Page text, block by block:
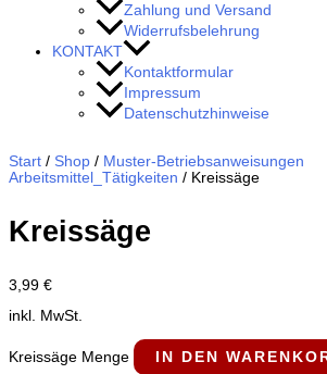
Zahlung und Versand
Widerrufsbelehrung
KONTAKT
Kontaktformular
Impressum
Datenschutzhinweise
Start / Shop / Muster-Betriebsanweisungen
Arbeitsmittel_Tätigkeiten / Kreissäge
Kreissäge
3,99 €
inkl. MwSt.
Kreissäge Menge
IN DEN